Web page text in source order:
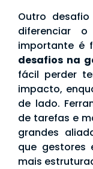
Outro
diferenciar
importante é
desafios na
fácil perder
impacto,
de lado.
de tarefas e
grandes
que gestores
mais